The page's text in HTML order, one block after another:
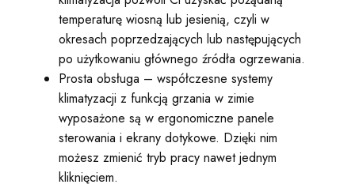
temperaturę wiosną lub jesienią, czyli w
okresach poprzedzających lub następujących
po użytkowaniu głównego źródła ogrzewania.
Prosta obsługa – współczesne systemy
klimatyzacji z funkcją grzania w zimie
wyposażone są w ergonomiczne panele
sterowania i ekrany dotykowe. Dzięki nim
możesz zmienić tryb pracy nawet jednym
kliknięciem.